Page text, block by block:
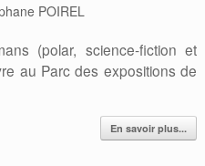
POIREL
(polar, science-fiction et
au Parc des expositions de
En savoir plus...